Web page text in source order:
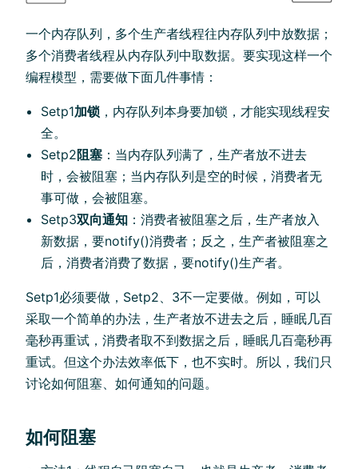
一个内存队列，多个生产者线程往内存队列中放数据；
多个消费者线程从内存队列中取数据。要实现这样一个
编程模型，需要做下面几件事情：
Setp1加锁 ，内存队列本身要加锁，才能实现线程安
全。
Setp2阻塞 ：当内存队列满了，生产者放不进去
时，会被阻塞；当内存队列是空的时候，消费者无
事可做，会被阻塞。
Setp3双向通知 ：消费者被阻塞之后，生产者放入
新数据，要notify()消费者；反之，生产者被阻塞之
后，消费者消费了数据，要notify()生产者。
Setp1必须要做，Setp2、3不一定要做。例如，可以
采取一个简单的办法，生产者放不进去之后，睡眠几百
毫秒再重试，消费者取不到数据之后，睡眠几百毫秒再
重试。但这个办法效率低下，也不实时。所以，我们只
讨论如何阻塞、如何通知的问题。
如何阻塞